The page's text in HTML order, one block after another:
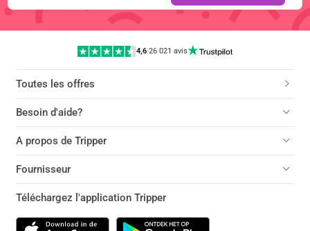
4,6|26 021 avis
Toutes les offres
Besoin d'aide?
A propos de Tripper
Fournisseur
Téléchargez l'application Tripper